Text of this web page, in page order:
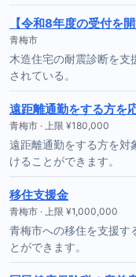
【令和8年度の受付を
青梅市
木造住宅の耐震診断を
されている。
遠距離通勤をする方を
青梅市 · 上限 ¥180,000
遠距離通勤をする方を対
けることができます。
移住支援金
青梅市 · 上限 ¥1,000,000
青梅市への移住を支援す
とができます。